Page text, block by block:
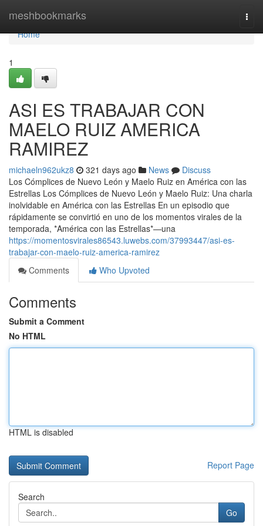
meshbookmarks
Home
Home
1
ASI ES TRABAJAR CON
MAELO RUIZ AMERICA
RAMIREZ
michaeln962ukz8 321 days ago News
Discuss
Los Cómplices de Nuevo León y Maelo Ruiz en América con las
Estrellas Los Cómplices de Nuevo León y Maelo Ruiz: Una charla
inolvidable en América con las Estrellas En un episodio que
rápidamente se convirtió en uno de los momentos virales de la
temporada, *América con las Estrellas*—una
https://momentosvirales86543.luwebs.com/37993447/asi-es-
trabajar-con-maelo-ruiz-america-ramirez
Comments
Who Upvoted
Comments
Submit a Comment
No HTML
HTML is disabled
Report Page
Search
Go